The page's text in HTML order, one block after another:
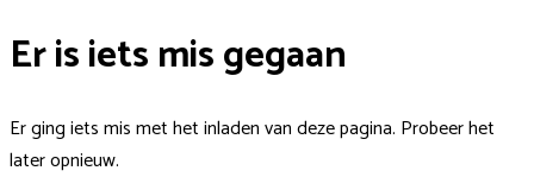
Er is iets mis gegaan
Er ging iets mis met het inladen van deze pagina. Probeer het
later opnieuw.